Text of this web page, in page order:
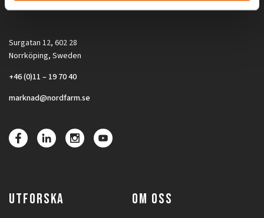
Surgatan 12, 602 28
Norrköping, Sweden
+46 (0)11 – 19 70 40
marknad@nordfarm.se
UTFORSKA OM OSS